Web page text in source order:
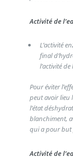
Activité de
L’activité
final
l’activité de
Pour éviter
peut avoir lieu
l’état
blanchiment,
qui a pour but
Activité de